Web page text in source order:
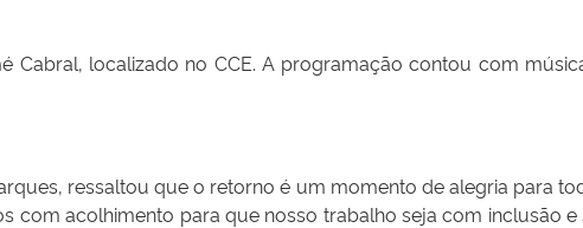
Cabral, localizado no CCE. A programação contou com
ressaltou que o retorno é um momento de alegria para
com acolhimento para que nosso trabalho seja com inclusão